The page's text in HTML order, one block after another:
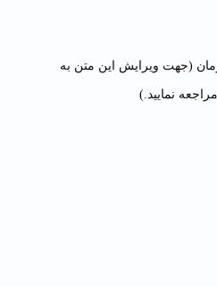
بالای 500 هزار تومان (جهت ویرایش این متن به
نمایید.)